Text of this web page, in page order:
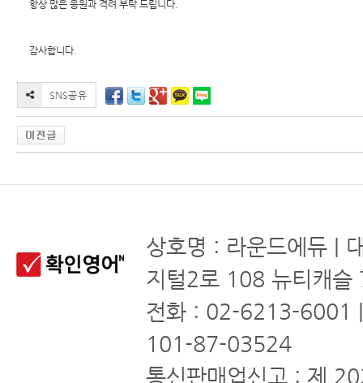
항상 많은 응원과 격려 부탁 드립니다.
감사합니다.
상호명 : 라운드에듀 |
지털2로 108 뉴티캐슬
전화 : 02-6213-6001
101-87-03524
통신판매업신고 : 제